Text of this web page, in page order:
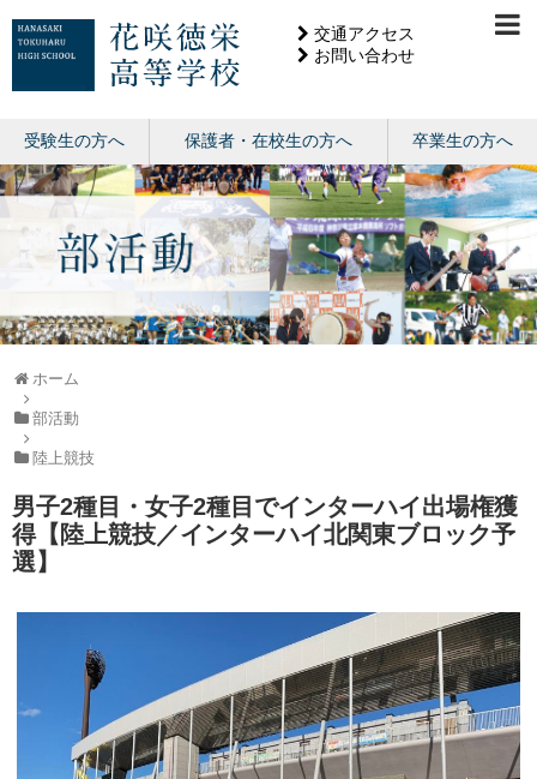
交通アクセス
お問い合わせ
受験生の方へ 保護者・在校生の方へ 卒業生の方へ
ホーム
部活動
陸上競技
男子2種目・女子2種目でインターハイ出場権獲
得【陸上競技／インターハイ北関東ブロック予
選】